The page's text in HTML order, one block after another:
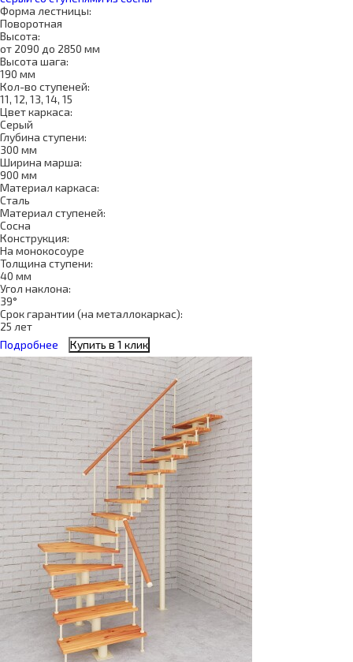
Форма лестницы:
Поворотная
Высота:
от 2090 до 2850 мм
Высота шага:
190 мм
Кол-во ступеней:
11, 12, 13, 14, 15
Цвет каркаса:
Серый
Глубина ступени:
300 мм
Ширина марша:
900 мм
Материал каркаса:
Сталь
Материал ступеней:
Сосна
Конструкция:
На монокосоуре
Толщина ступени:
40 мм
Угол наклона:
39°
Срок гарантии (на металлокаркас):
25 лет
Подробнее
Купить в 1 клик